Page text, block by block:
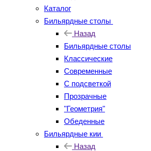
Каталог
Бильярдные столы
Назад
Бильярдные столы
Классические
Современные
С подсветкой
Прозрачные
"Геометрия"
Обеденные
Бильярдные кии
Назад